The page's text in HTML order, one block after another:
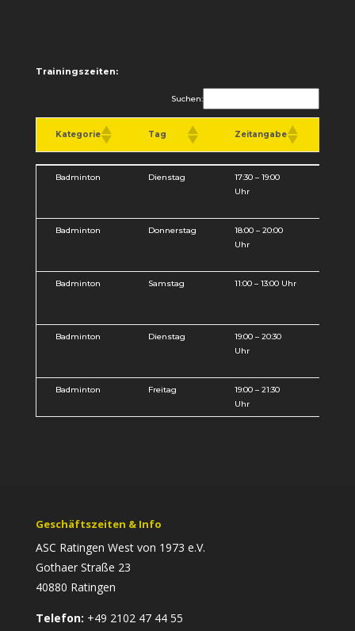
Trainingszeiten:
Suchen:
Kategorie Tag Zeitangabe
Kategorie Tag Zeitangabe
Badminton Dienstag
17:30 – 19:00
Uhr
Badminton Donnerstag
18:00 – 20:00
Uhr
Badminton Samstag 11:00 – 13:00 Uhr
Badminton Dienstag
19:00 – 20:30
Uhr
Badminton Freitag
19:00 – 21:30
Uhr
Geschäftszeiten & Info
ASC Ratingen West von 1973 e.V.
Gothaer Straße 23
40880 Ratingen
Telefon: +49 2102 47 44 55